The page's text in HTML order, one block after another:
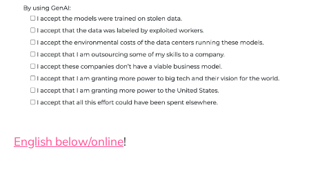
English below/online!